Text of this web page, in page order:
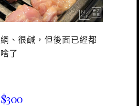
、很鹹，但後面已經都
了